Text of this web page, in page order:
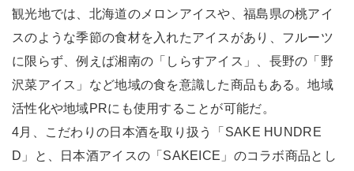
観光地では、北海道のメロンアイスや、福島県の桃アイ
スのような季節の食材を入れたアイスがあり、フルーツ
に限らず、例えば湘南の「しらすアイス」、長野の「野
沢菜アイス」など地域の食を意識した商品もある。地域
活性化や地域PRにも使用することが可能だ。
4月、こだわりの日本酒を取り扱う「SAKE HUNDRE
D」と、日本酒アイスの「SAKEICE」のコラボ商品とし